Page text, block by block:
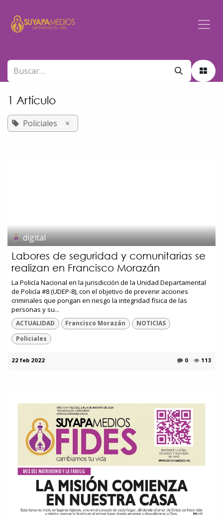
1 Artículo
Policiales ×
digital
Labores de seguridad y comunitarias se
realizan en Francisco Morazán
La Policía Nacional en la jurisdicción de la Unidad Departamental
de Policía #8 (UDEP-8), con el objetivo de prevenir acciones
criminales que pongan en riesgo la integridad física de las
personas y su...
ACTUALIDAD Francisco Morazán
NOTICIAS
Policiales
22 feb 2022 0 113